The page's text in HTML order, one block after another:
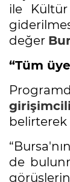
ile Kültür
değer
“Tüm
belirterek
de